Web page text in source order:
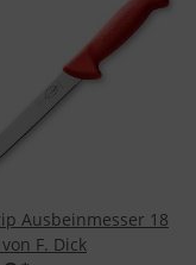
Ausbeinmesser 18
F. Dick